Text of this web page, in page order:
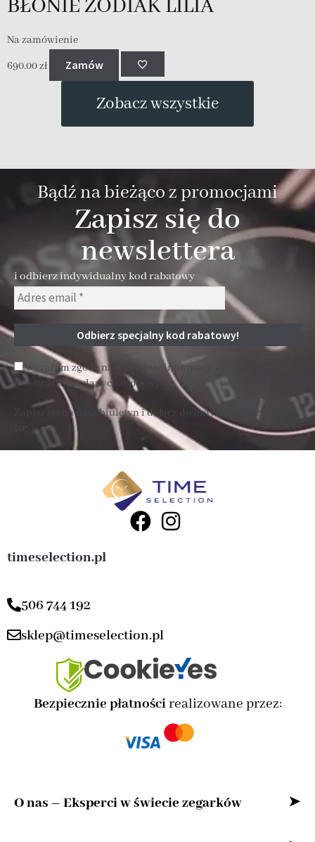
BŁONIE ZODIAK LILIA
Na zamówienie
690.00zł Zamów
Zobacz wszystkie
Bądź na bieżąco z promocjami
Zapisz się do
newslettera
i odbierz indywidualny kod rabatowy
Wyrażam zgodę na wysyłanie informacji handlowej i
przetwarzanie danych osobowych
Zapisz się na nasz biuletyn i dołącz do innych subskrybentów
timeselection.pl
506 744 192
sklep@timeselection.pl
Bezpiecznie płatnościrealizowane przez:
O nas – Eksperci w świecie zegarków